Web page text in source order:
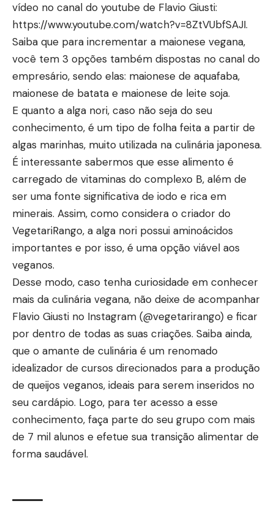
vídeo no canal do youtube de Flavio Giusti:
https://www.youtube.com/watch?v=8ZtVUbfSAJI.
Saiba que para incrementar a maionese vegana,
você tem 3 opções também dispostas no canal do
empresário, sendo elas: maionese de aquafaba,
maionese de batata e maionese de leite soja.
E quanto a alga nori, caso não seja do seu
conhecimento, é um tipo de folha feita a partir de
algas marinhas, muito utilizada na culinária japonesa.
É interessante sabermos que esse alimento é
carregado de vitaminas do complexo B, além de
ser uma fonte significativa de iodo e rica em
minerais. Assim, como considera o criador do
VegetariRango, a alga nori possui aminoácidos
importantes e por isso, é uma opção viável aos
veganos.
Desse modo, caso tenha curiosidade em conhecer
mais da culinária vegana, não deixe de acompanhar
Flavio Giusti no Instagram (@vegetarirango) e ficar
por dentro de todas as suas criações. Saiba ainda,
que o amante de culinária é um renomado
idealizador de cursos direcionados para a produção
de queijos veganos, ideais para serem inseridos no
seu cardápio. Logo, para ter acesso a esse
conhecimento, faça parte do seu grupo com mais
de 7 mil alunos e efetue sua transição alimentar de
forma saudável.